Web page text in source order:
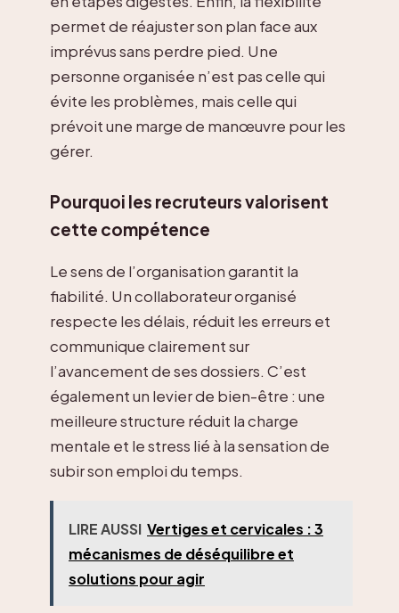
permet de réajuster son plan face aux
imprévus sans perdre pied. Une
personne organisée n’est pas celle qui
évite les problèmes, mais celle qui
prévoit une marge de manœuvre pour les
gérer.
Pourquoi les recruteurs valorisent
cette compétence
Le sens de l’organisation garantit la
fiabilité. Un collaborateur organisé
respecte les délais, réduit les erreurs et
communique clairement sur
l’avancement de ses dossiers. C’est
également un levier de bien-être : une
meilleure structure réduit la charge
mentale et le stress lié à la sensation de
subir son emploi du temps.
LIRE AUSSI Vertiges et cervicales : 3
mécanismes de déséquilibre et
solutions pour agir